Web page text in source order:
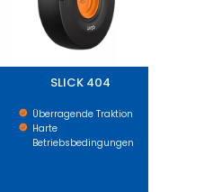
SLICK 404
Überragende Traktion
Harte
Betriebsbedingungen